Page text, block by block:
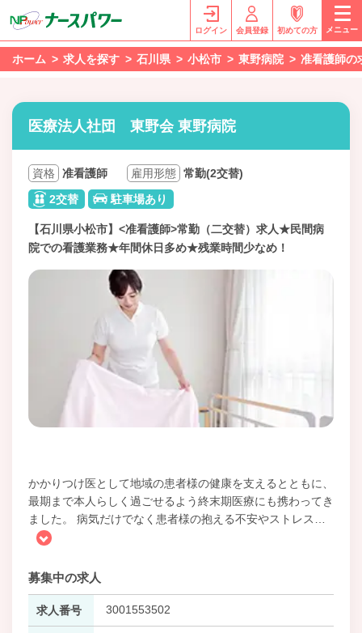
ログイン 会員登録 初めての方 メニュー
ホーム 求人を探す 石川県 小松市 東野病院 准看護師の
医療法人社団 東野会 東野病院
資格 准看護師 雇用形態 常勤(2交替)
2交替
駐車場あり
【石川県小松市】<准看護師>常勤（二交替）求人★民間病
院での看護業務★年間休日多め★残業時間少なめ！
かかりつけ医として地域の患者様の健康を支えるとともに、
最期まで本人らしく過ごせるよう終末期医療にも携わってき
ました。 病気だけでなく患者様の抱える不安やストレス
募集中の求人
求人番号 3001553502